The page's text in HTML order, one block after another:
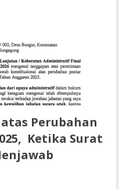
Perubahan
Ketika Surat